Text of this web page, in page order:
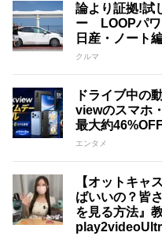
論より証拠!試
ー LOOPパワ
日産・ノート
クルマ
ドライブ中の
viewのスマホ
最大約
エンタメ
【オットキャ
ばいいの？皆
を見る方法』